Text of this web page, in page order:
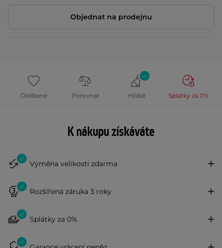
Objednat na prodejnu
Oblíbené Porovnat Hlídat Splátky za 0%
K nákupu získáváte
Výměna velikosti zdarma
Rozšířená záruka 3 roky
Splátky za 0%